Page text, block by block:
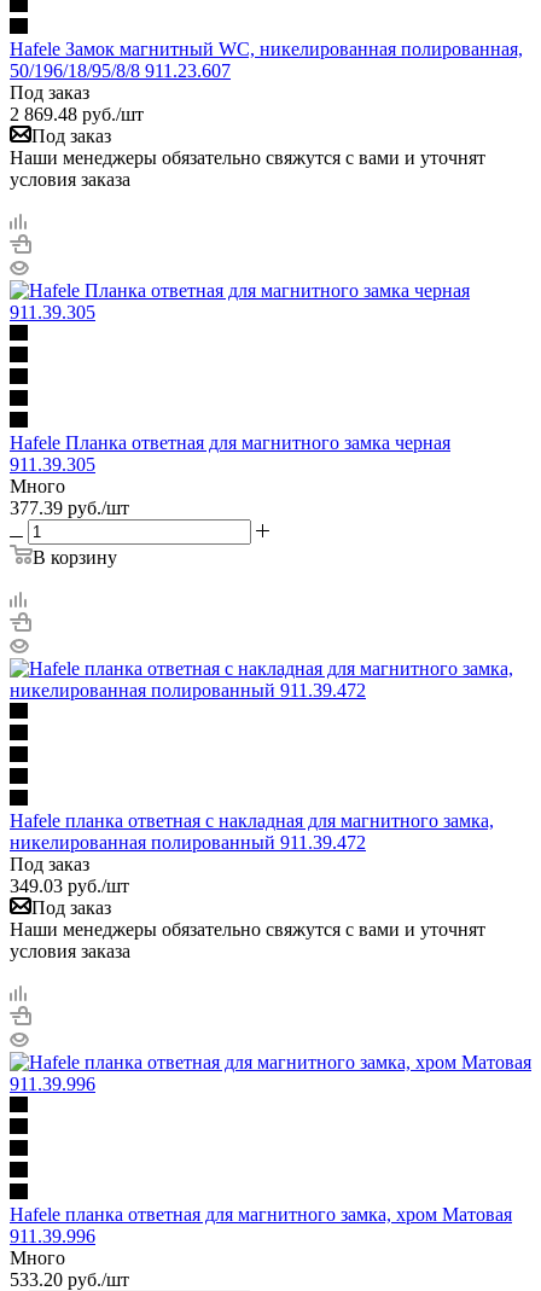
Hafele Замок магнитный WC, никелированная полированная,
50/196/18/95/8/8 911.23.607
Под заказ
2 869.48 руб./шт
Под заказ
Наши менеджеры обязательно свяжутся с вами и уточнят
условия заказа
Hafele Планка ответная для магнитного замка черная
911.39.305
Много
377.39 руб./шт
В корзину
Hafele планка ответная с накладная для магнитного замка,
никелированная полированный 911.39.472
Под заказ
349.03 руб./шт
Под заказ
Наши менеджеры обязательно свяжутся с вами и уточнят
условия заказа
Hafele планка ответная для магнитного замка, хром Матовая
911.39.996
Много
533.20 руб./шт